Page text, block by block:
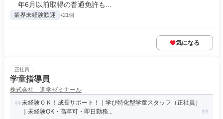
年6月以前取得の普通免許も...
業界未経験歓迎 +21個
気になる
正社員
学童指導員
株式会社 進学ゼミナール
未経験ＯＫ！成長サポート！｜学び特化型学童スタッフ（正社員）
｜未経験OK・高卒可・即日勤務...